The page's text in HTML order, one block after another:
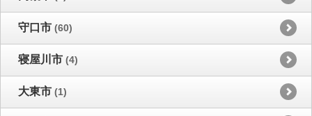
守口市 (60)
寝屋川市 (4)
大東市 (1)